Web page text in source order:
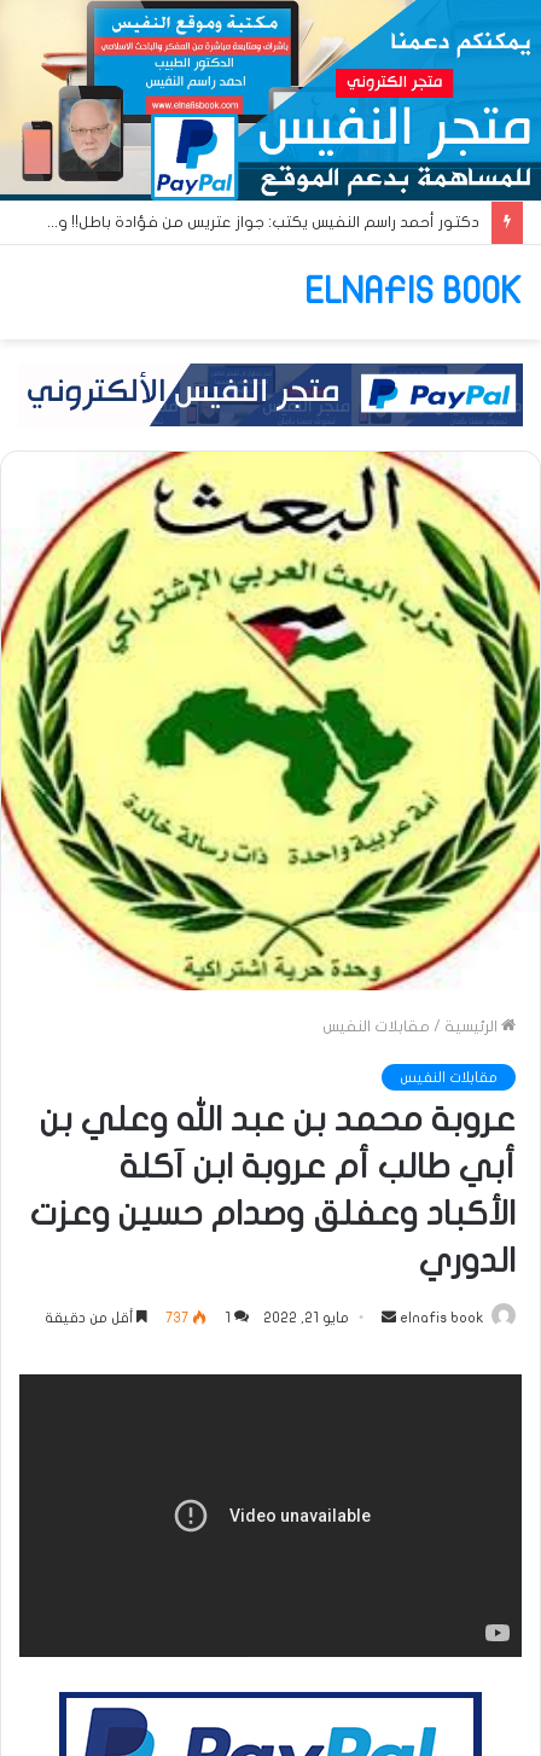
دكتور أحمد راسم النفيس يكتب: جواز عتريس من فؤادة باطل!! وجواز براقش من حُنين فاشل!!
ELNAFIS BOOK
الرئيسية / مقابلات النفيس
مقابلات النفيس
عروبة محمد بن عبد الله وعلي بن
أبي طالب أم عروبة ابن آكلة
الأكباد وعفلق وصدام حسين وعزت
الدوري
elnafis book
أرسل
إلكترونيا
مايو 21, 2022 1
737 أقل من دقيقة